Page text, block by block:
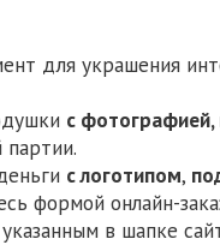
для украшения
с
с логотипом,
формой онлайн-
в шапке